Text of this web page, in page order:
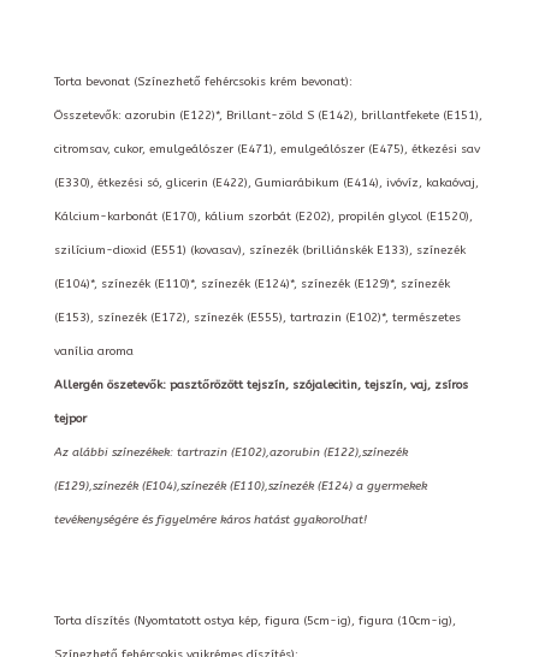
Torta bevonat (Színezhető fehércsokis krém bevonat):
Összetevők: azorubin (E122)*, Brillant-zöld S (E142), brillantfekete (E151),
citromsav, cukor, emulgeálószer (E471), emulgeálószer (E475), étkezési sav
(E330), étkezési só, glicerin (E422), Gumiarábikum (E414), ivóvíz, kakaóvaj,
Kálcium-karbonát (E170), kálium szorbát (E202), propilén glycol (E1520),
szilícium-dioxid (E551) (kovasav), színezék (brilliánskék E133), színezék
(E104)*, színezék (E110)*, színezék (E124)*, színezék (E129)*, színezék
(E153), színezék (E172), színezék (E555), tartrazin (E102)*, természetes
vanília aroma
Allergén öszetevők: pasztőrözött tejszín, szójalecitin, tejszín, vaj, zsíros
tejpor
Az alábbi színezékek: tartrazin (E102),azorubin (E122),színezék
(E129),színezék (E104),színezék (E110),színezék (E124) a gyermekek
tevékenységére és figyelmére káros hatást gyakorolhat!
Torta díszítés (Nyomtatott ostya kép, figura (5cm-ig), figura (10cm-ig),